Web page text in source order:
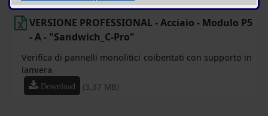
VERSIONE PROFESSIONAL - Acciaio - Modulo P5
- A - "Sandwich_C-Pro"
Verifica di pannelli monolitici coibentati con supporto in
lamiera
Download (3,37 MB)